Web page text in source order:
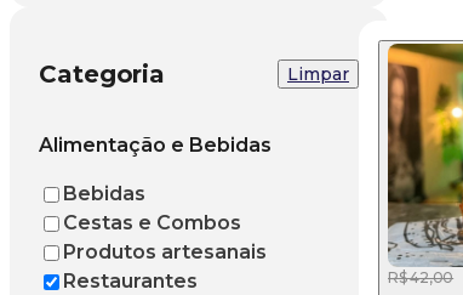
Categoria Limpar
Alimentação e Bebidas
Bebidas
Cestas e Combos
Produtos artesanais
Restaurantes
R$ 42,00